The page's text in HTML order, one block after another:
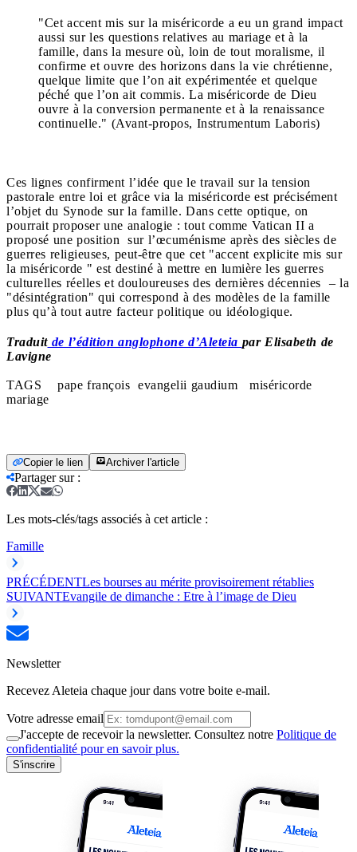
"Cet accent mis sur la miséricorde a eu un grand impact
aussi sur les questions relatives au mariage et à la
famille, dans la mesure où, loin de tout moralisme, il
confirme et ouvre des horizons dans la vie chrétienne,
quelque limite que l’on ait expérimentée et quelque
péché que l’on ait commis. La miséricorde de Dieu
ouvre à la conversion permanente et à la renaissance
continuelle." (Avant-propos, Instrumentum Laboris)
Ces lignes confirment l’idée que le travail sur la tension
pastorale entre loi et grâce via la miséricorde est précisément
l’objet du Synode sur la famille. Dans cette optique, on
pourrait proposer une analogie : tout comme Vatican II a
proposé une position sur l’œcuménisme après des siècles de
guerres religieuses, peut-être que cet "accent explicite mis sur
la miséricorde " est destiné à mettre en lumière les guerres
culturelles réelles et douloureuses des dernières décennies – la
"désintégration" qui correspond à des modèles de la famille
plus qu’à tout autre facteur politique ou idéologique.
Traduitde l’édition anglophone d’Aleteia par Elisabeth de
Lavigne
TAGS pape françois evangelii gaudium miséricorde
mariage
Copier le lien Archiver l'article
Partager sur:
Les mots-clés/tags associés à cet article :
Famille
PRÉCÉDENTLes bourses au mérite provisoirement rétablies
SUIVANTEvangile de dimanche : Etre à l’image de Dieu
Newsletter
Recevez Aleteia chaque jour dans votre boite e-mail.
Votre adresse email
J'accepte de recevoir la newsletter. Consultez notre Politique de
confidentialité pour en savoir plus.
S'inscrire